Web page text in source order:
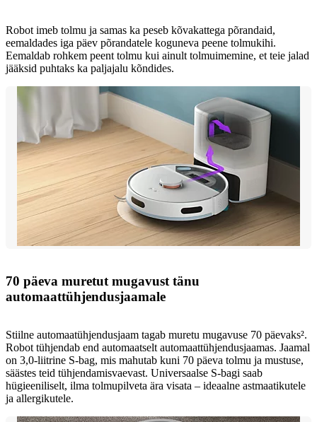
Robot imeb tolmu ja samas ka peseb kõvakattega põrandaid,
eemaldades iga päev põrandatele koguneva peene tolmukihi.
Eemaldab rohkem peent tolmu kui ainult tolmuimemine, et teie jalad
jääksid puhtaks ka paljajalu kõndides.
70 päeva muretut mugavust tänu
automaattühjendusjaamale
Stiilne automaatühjendusjaam tagab muretu mugavuse 70 päevaks².
Robot tühjendab end automaatselt automaattühjendusjaamas. Jaamal
on 3,0-liitrine S-bag, mis mahutab kuni 70 päeva tolmu ja mustuse,
säästes teid tühjendamisvaevast. Universaalse S-bagi saab
hügieeniliselt, ilma tolmupilveta ära visata – ideaalne astmaatikutele
ja allergikutele.